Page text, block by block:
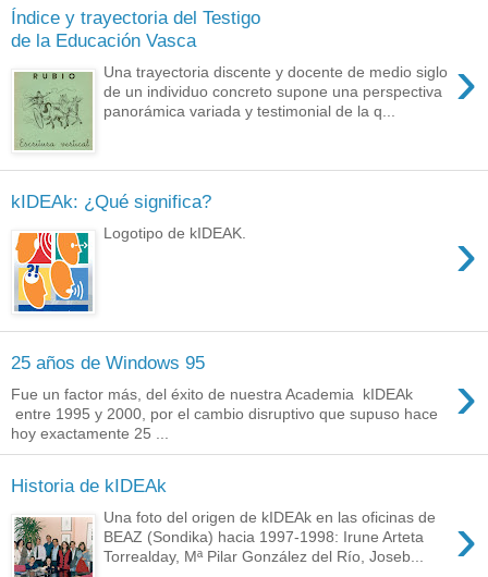
Índice y trayectoria del Testigo
de la Educación Vasca
›
Una trayectoria discente y docente de medio siglo
de un individuo concreto supone una perspectiva
panorámica variada y testimonial de la q...
kIDEAk: ¿Qué significa?
›
Logotipo de kIDEAK.
25 años de Windows 95 ›
Fue un factor más, del éxito de nuestra Academia kIDEAk
entre 1995 y 2000, por el cambio disruptivo que supuso hace
hoy exactamente 25 ...
Historia de kIDEAk
›
Una foto del origen de kIDEAk en las oficinas de
BEAZ (Sondika) hacia 1997-1998: Irune Arteta
Torrealday, Mª Pilar González del Río, Joseb...